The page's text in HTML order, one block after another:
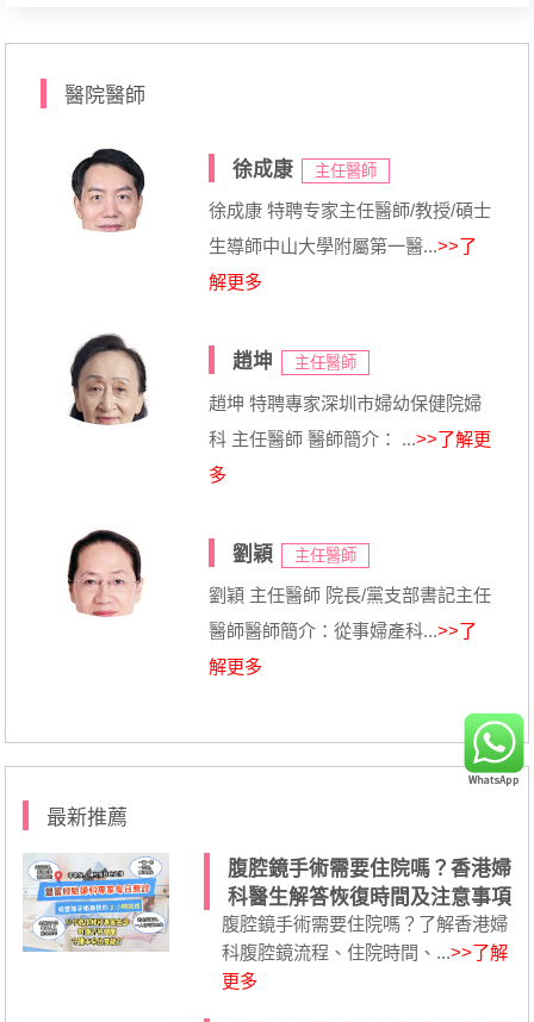
醫院醫師
徐成康 主任醫師
徐成康 特聘专家主任醫師/教授/碩士
生導師中山大學附屬第一醫...>>了
解更多
趙坤 主任醫師
趙坤 特聘專家深圳市婦幼保健院婦
科 主任醫師 醫師簡介： ...>>了解更
多
劉穎 主任醫師
劉穎 主任醫師 院長/黨支部書記主任
醫師醫師簡介：從事婦產科...>>了
解更多
最新推薦
腹腔鏡手術需要住院嗎？香港婦
科醫生解答恢復時間及注意事項
腹腔鏡手術需要住院嗎？了解香港婦
科腹腔鏡流程、住院時間、...>>了解
更多